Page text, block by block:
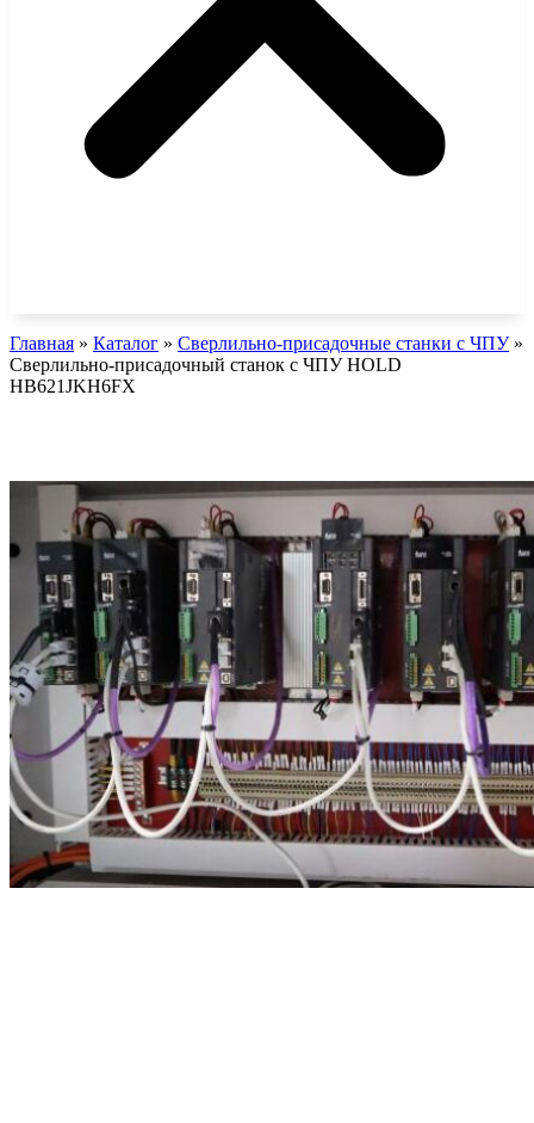
Главная » Каталог » Сверлильно-присадочные станки с ЧПУ»
Сверлильно-присадочный станок с ЧПУ HOLD
HB621JKH6FX